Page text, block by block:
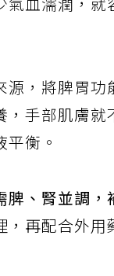
血濡潤，
，將脾胃
手部肌膚就
衡。
脾、腎並調
，再配合外